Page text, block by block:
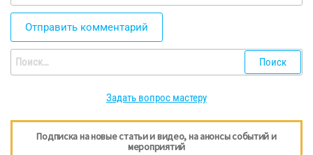
Найти:
Задать вопрос мастеру
Подписка на новые статьи и видео, на анонсы событий и
мероприятий